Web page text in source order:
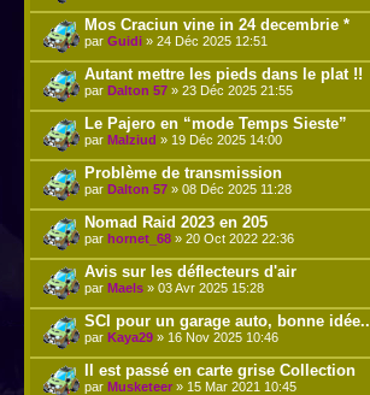
Mos Craciun vine in 24 decembrie *
par Guidi » 24 Déc 2025 12:51
Autant mettre les pieds dans le plat !!
par Dalton 57 » 23 Déc 2025 21:55
Le Pajero en “mode Temps Sieste”
par Malziud » 19 Déc 2025 14:00
Problème de transmission
par Dalton 57 » 08 Déc 2025 11:28
Nomad Raid 2023 en 205
par hornet_68 » 20 Oct 2022 22:36
Avis sur les déflecteurs d'air
par Maels » 03 Avr 2025 15:28
SCI pour un garage auto, bonne idée..
par Kaya29 » 16 Nov 2025 10:46
Il est passé en carte grise Collection
par Musketeer » 15 Mar 2021 10:45